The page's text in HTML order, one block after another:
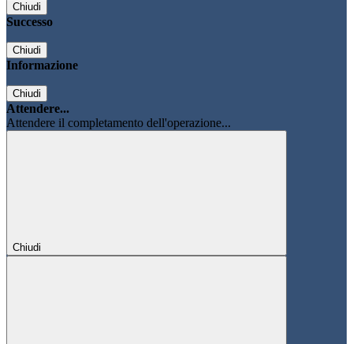
Chiudi
Successo
Chiudi
Informazione
Chiudi
Attendere...
Attendere il completamento dell'operazione...
Chiudi